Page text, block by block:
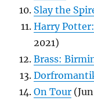
Slay the
Harry
2021)
Brass:
On Tour